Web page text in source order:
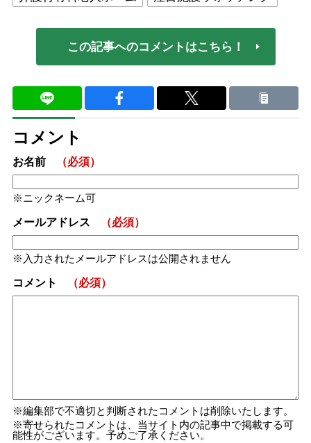
この記事へのコメントはこちら！
コメント
お名前 （必須）
ニックネーム可
メールアドレス （必須）
入力されたメールアドレスは公開されません
コメント （必須）
編集部で不適切と判断されたコメントは削除いたします。
寄せられたコメントは、当サイト内の記事中で掲載する可
能性がございます。予めご了承ください。